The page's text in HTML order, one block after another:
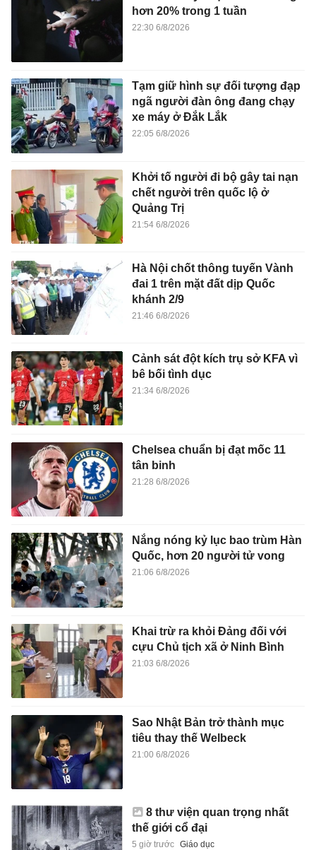
hơn 20% trong 1 tuần
22:30 6/8/2026
Tạm giữ hình sự đối tượng đạp
ngã người đàn ông đang chạy
xe máy ở Đắk Lắk
22:05 6/8/2026
Khởi tố người đi bộ gây tai nạn
chết người trên quốc lộ ở
Quảng Trị
21:54 6/8/2026
Hà Nội chốt thông tuyến Vành
đai 1 trên mặt đất dịp Quốc
khánh 2/9
21:46 6/8/2026
Cảnh sát đột kích trụ sở KFA vì
bê bối tình dục
21:34 6/8/2026
Chelsea chuẩn bị đạt mốc 11
tân binh
21:28 6/8/2026
Nắng nóng kỷ lục bao trùm Hàn
Quốc, hơn 20 người tử vong
21:06 6/8/2026
Khai trừ ra khỏi Đảng đối với
cựu Chủ tịch xã ở Ninh Bình
21:03 6/8/2026
Sao Nhật Bản trở thành mục
tiêu thay thế Welbeck
21:00 6/8/2026
8 thư viện quan trọng nhất
thế giới cổ đại
5 giờ trước Giáo dục